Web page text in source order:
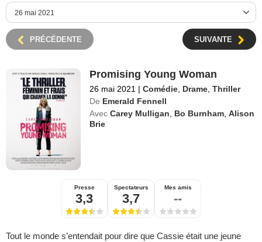
PRÉCÉDENTE SUIVANTE
Promising Young Woman
26 mai 2021 | Comédie Drame ,Thriller
De Emerald Fennell
Avec Carey Mulligan Bo Burnham ,Alison
Brie
Presse
3,3
Spectateurs
3,7
Mes amis
--
Tout le monde s’entendait pour dire que Cassie était une jeune